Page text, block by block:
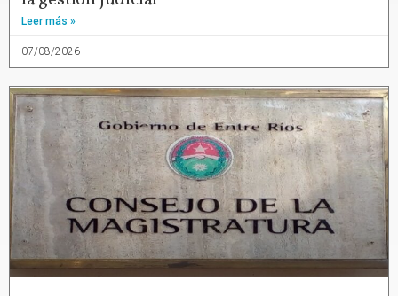
Leer más »
07/08/2026